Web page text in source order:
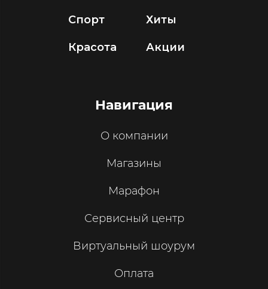
Спорт
Красота
Хиты
Акции
Навигация
О компании
Магазины
Марафон
Сервисный центр
Виртуальный шоурум
Оплата